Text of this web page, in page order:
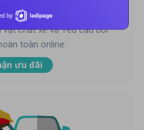
ưu đãi
vật chất xe ô tô
vật chất xe và Yêu cầu bồi
toàn online.